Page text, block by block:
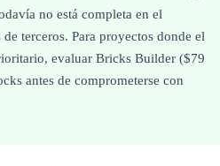
no está completa en el
terceros. Para proyectos donde el
evaluar Bricks Builder ($79
antes de comprometerse con